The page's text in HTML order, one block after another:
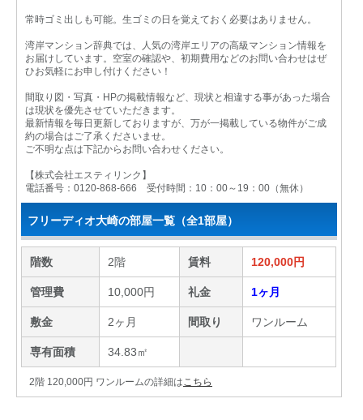
常時ゴミ出しも可能。生ゴミの日を覚えておく必要はありません。
湾岸マンション辞典では、人気の湾岸エリアの高級マンション情報を
お届けしています。空室の確認や、初期費用などのお問い合わせはぜ
ひお気軽にお申し付けください！
間取り図・写真・HPの掲載情報など、現状と相違する事があった場合
は現状を優先させていただきます。
最新情報を毎日更新しておりますが、万が一掲載している物件がご成
約の場合はご了承くださいませ。
ご不明な点は下記からお問い合わせください。
【株式会社エスティリンク】
電話番号：0120-868-666 受付時間：10：00～19：00（無休）
フリーディオ大崎の部屋一覧（全1部屋）
階数 2階 賃料 120,000円
管理費 10,000円 礼金 1ヶ月
敷金 2ヶ月 間取り ワンルーム
専有面積 34.83㎡
2階 120,000円 ワンルームの詳細はこちら